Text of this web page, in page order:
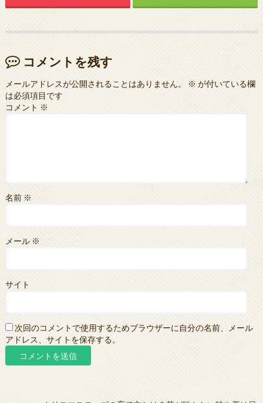
コメントを残す
メールアドレスが公開されることはありません。 ※ が付いている欄
は必須項目です
コメント ※
名前 ※
メール ※
サイト
次回のコメントで使用するためブラウザーに自分の名前、メール
アドレス、サイトを保存する。